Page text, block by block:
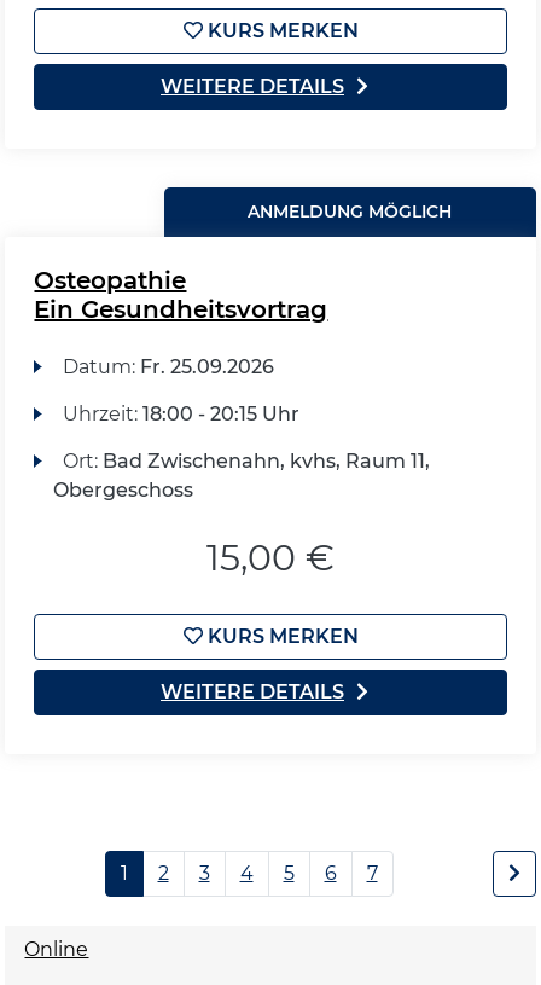
KURS MERKEN
WEITERE DETAILS
ANMELDUNG MÖGLICH
Osteopathie
Ein Gesundheitsvortrag
Datum: Fr. 25.09.2026
Uhrzeit: 18:00 - 20:15 Uhr
Ort: Bad Zwischenahn, kvhs, Raum 11,
Obergeschoss
15,00 €
KURS MERKEN
WEITERE DETAILS
1 2 3 4 5 6 7
Online